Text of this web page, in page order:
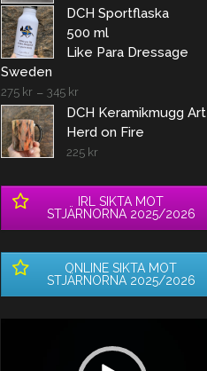
DCH Sportflaska
500 ml
Like Para Dressage
Sweden
275 kr– 345 kr
DCH Keramikmugg Art
Herd on Fire
225 kr
IRL SIKTA MOT
STJÄRNORNA 2025/2026
ONLINE SIKTA MOT
STJÄRNORNA 2025/2026